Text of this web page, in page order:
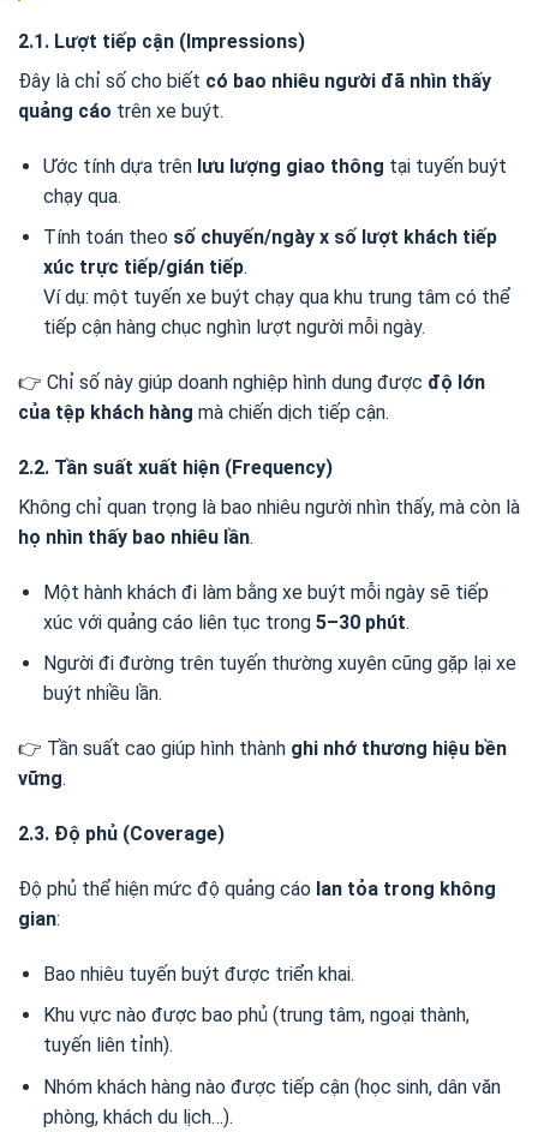
2.1. Lượt tiếp cận (Impressions)
Đây là chỉ số cho biết có bao nhiêu người đã nhìn thấy
quảng cáo trên xe buýt.
Ước tính dựa trên lưu lượng giao thông tại tuyến buýt
chạy qua.
Tính toán theo số chuyến/ngày x số lượt khách tiếp
xúc trực tiếp/gián tiếp.
Ví dụ: một tuyến xe buýt chạy qua khu trung tâm có thể
tiếp cận hàng chục nghìn lượt người mỗi ngày.
👉 Chỉ số này giúp doanh nghiệp hình dung được độ lớn
của tệp khách hàng mà chiến dịch tiếp cận.
2.2. Tần suất xuất hiện (Frequency)
Không chỉ quan trọng là bao nhiêu người nhìn thấy, mà còn là
họ nhìn thấy bao nhiêu lần.
Một hành khách đi làm bằng xe buýt mỗi ngày sẽ tiếp
xúc với quảng cáo liên tục trong 5–30 phút.
Người đi đường trên tuyến thường xuyên cũng gặp lại xe
buýt nhiều lần.
👉 Tần suất cao giúp hình thành ghi nhớ thương hiệu bền
vững.
2.3. Độ phủ (Coverage)
Độ phủ thể hiện mức độ quảng cáo lan tỏa trong không
gian:
Bao nhiêu tuyến buýt được triển khai.
Khu vực nào được bao phủ (trung tâm, ngoại thành,
tuyến liên tỉnh).
Nhóm khách hàng nào được tiếp cận (học sinh, dân văn
phòng, khách du lịch…).